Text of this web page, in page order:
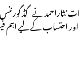
نثاراحمد نے گڈ
احتساب کے لیے اہم